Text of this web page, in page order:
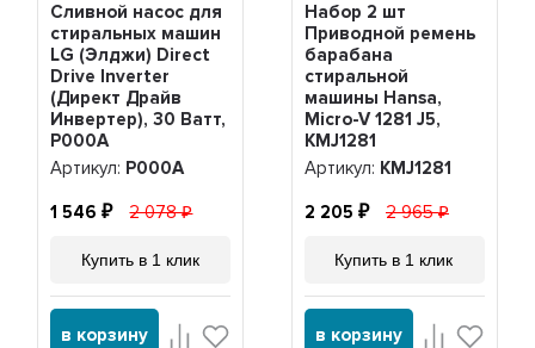
Сливной насос для
стиральных машин
LG (Элджи) Direct
Drive Inverter
(Директ Драйв
Инвертер), 30 Ватт,
Р000А
Артикул: Р000А
1 546 2 078
Купить в 1 клик
в корзину
Набор 2 шт
Приводной ремень
барабана
стиральной
машины Hansa,
Micro-V 1281 J5,
KMJ1281
Артикул: KMJ1281
2 205 2 965
Купить в 1 клик
в корзину